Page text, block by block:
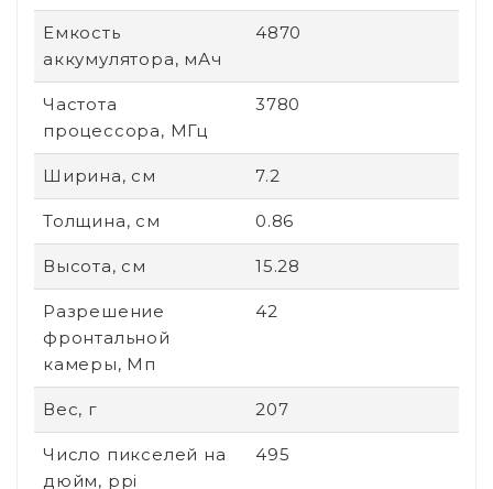
Емкость
аккумулятора, мАч
4870
Частота
процессора, МГц
3780
Ширина, см 7.2
Толщина, см 0.86
Высота, см 15.28
Разрешение
фронтальной
камеры, Мп
42
Вес, г 207
Число пикселей на
дюйм, ppi
495